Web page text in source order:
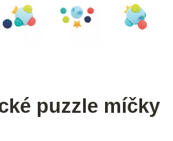
puzzle míčky